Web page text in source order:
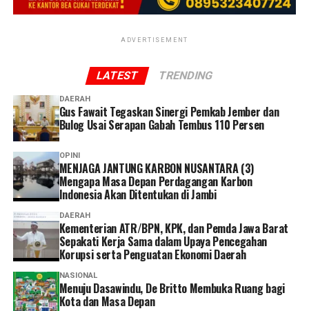
membutuhkan pelayanan kesehatan,” ucap Linda. (*)
sangat memudahkan. Saya tidak perlu datang ke kantor
proses bisa dilakukan dengan cepat hanya dengan
Dhia menilai layanan administrasi non tatap muka
menjadi solusi yang memudahkan peserta dalam
mengakses layanan BPJS Kesehatan.
Selain lebih praktis dan menghemat waktu, menurutnya
keberadaan berbagai kanal layanan digital memberikan
lebih banyak pilihan bagi peserta untuk mengurus
administrasi sesuai kebutuhan dan kondisi masing-
masing.
Ia pun menganggap kepesertaan JKN penting dimiliki
sebagai bentuk perlindungan kesehatan bagi diri sendiri
dan keluarga sekaligus mendukung keberlangsungan
Program JKN.
ADVERTISEMENT
LATEST TRENDING
DAERAH
Gus Fawait Tegaskan Sinergi Pemkab Jember dan
Bulog Usai Serapan Gabah Tembus 110 Persen
OPINI
MENJAGA JANTUNG KARBON NUSANTARA (3)
Mengapa Masa Depan Perdagangan Karbon
Indonesia Akan Ditentukan di Jambi
DAERAH
Kementerian ATR/BPN, KPK, dan Pemda Jawa Barat
Sepakati Kerja Sama dalam Upaya Pencegahan
Korupsi serta Penguatan Ekonomi Daerah
NASIONAL
Menuju Dasawindu, De Britto Membuka Ruang bagi
Kota dan Masa Depan